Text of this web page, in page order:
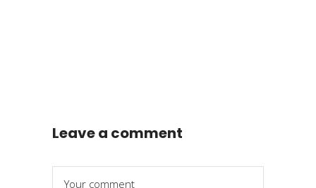
Leave a comment